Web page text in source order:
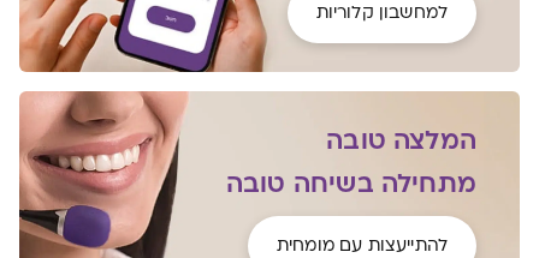
למחשבון קלוריות
המלצה טובה
מתחילה בשיחה טובה
להתייעצות עם מומחית